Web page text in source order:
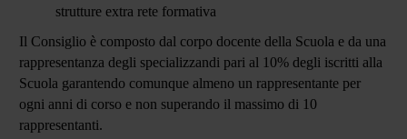
strutture extra rete formativa
Il Consiglio è composto dal corpo docente della Scuola e da una
rappresentanza degli specializzandi pari al 10% degli iscritti alla
Scuola garantendo comunque almeno un rappresentante per
ogni anni di corso e non superando il massimo di 10
rappresentanti.